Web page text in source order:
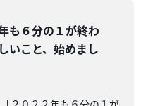
も６分の１が終わ
いこと、始めまし